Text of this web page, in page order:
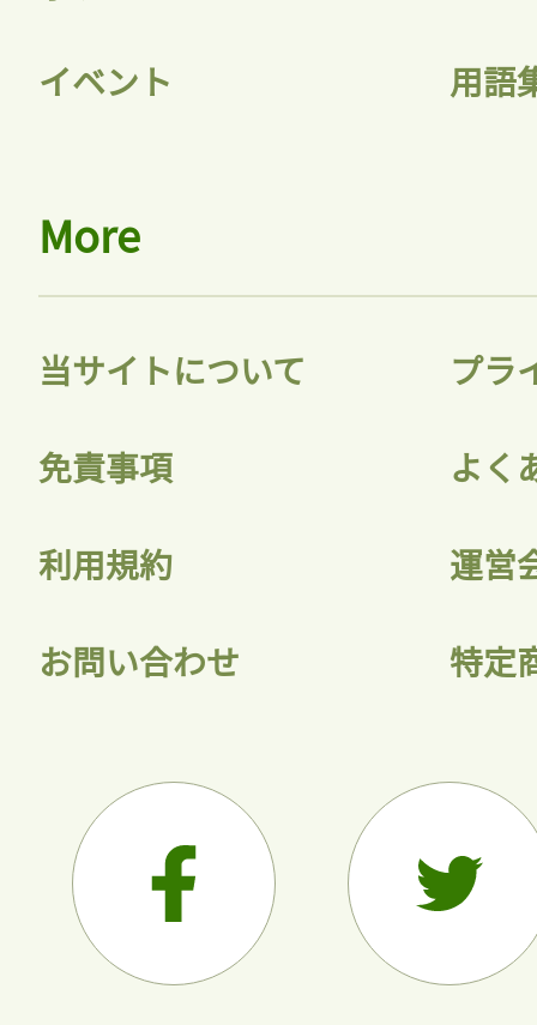
会員登録
イベント 用語
More
当サイトについて プラ
免責事項 よく
利用規約 運営
お問い合わせ 特定